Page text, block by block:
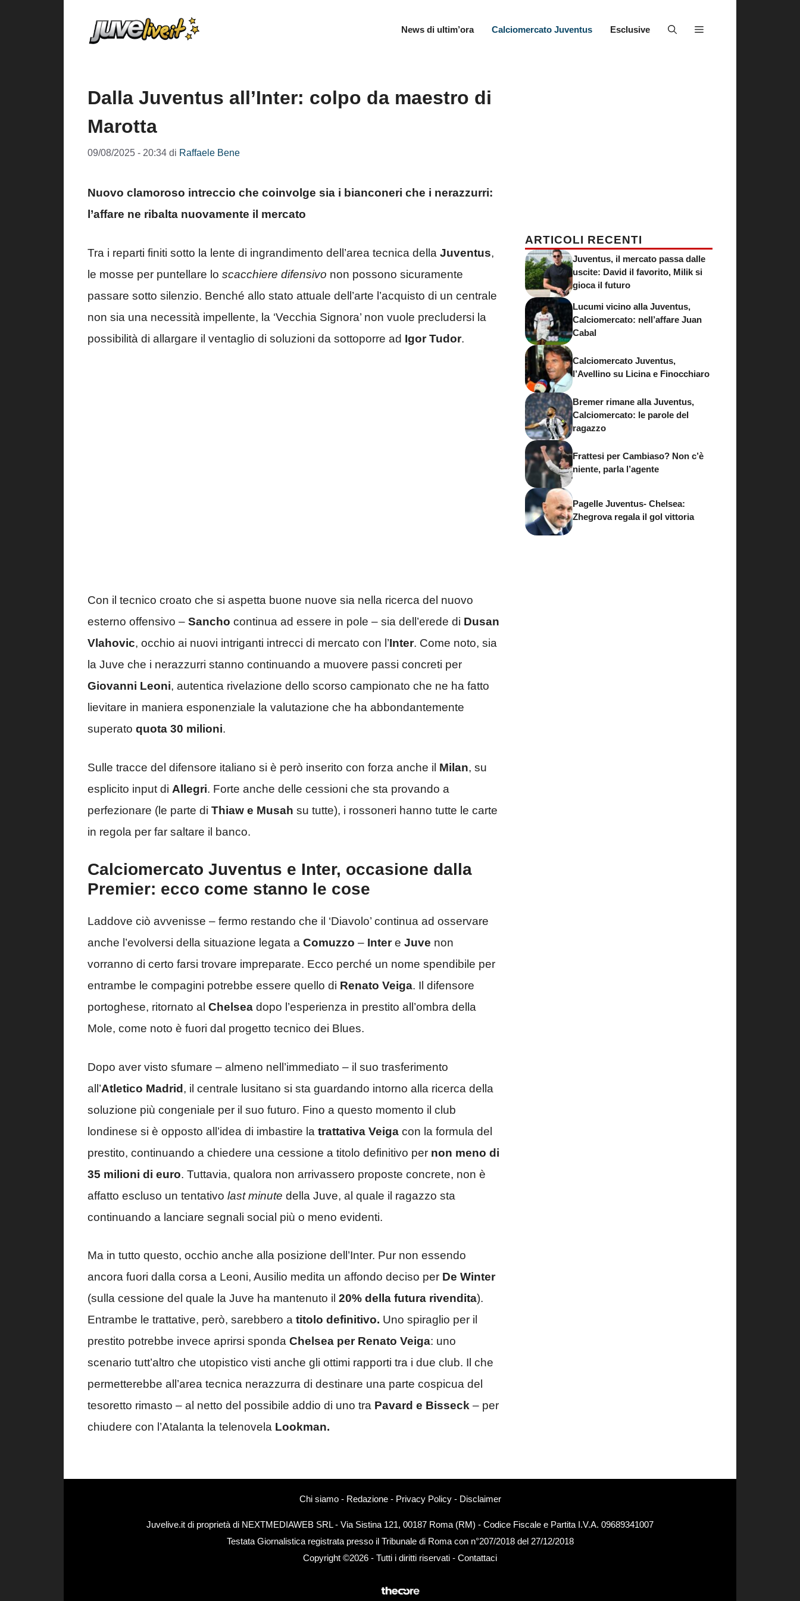
News di ultim’ora Calciomercato Juventus Esclusive
Dalla Juventus all’Inter: colpo da maestro di
Marotta
09/08/2025 - 20:34 di Raffaele Bene
Nuovo clamoroso intreccio che coinvolge sia i bianconeri che i nerazzurri:
l’affare ne ribalta nuovamente il mercato
Tra i reparti finiti sotto la lente di ingrandimento dell’area tecnica della Juventus,
le mosse per puntellare lo scacchiere difensivo non possono sicuramente
passare sotto silenzio. Benché allo stato attuale dell’arte l’acquisto di un centrale
non sia una necessità impellente, la ‘Vecchia Signora’ non vuole precludersi la
possibilità di allargare il ventaglio di soluzioni da sottoporre ad Igor Tudor.
Con il tecnico croato che si aspetta buone nuove sia nella ricerca del nuovo
esterno offensivo – Sancho continua ad essere in pole – sia dell’erede di Dusan
Vlahovic, occhio ai nuovi intriganti intrecci di mercato con l’Inter. Come noto, sia
la Juve che i nerazzurri stanno continuando a muovere passi concreti per
Giovanni Leoni, autentica rivelazione dello scorso campionato che ne ha fatto
lievitare in maniera esponenziale la valutazione che ha abbondantemente
superato quota 30 milioni.
Sulle tracce del difensore italiano si è però inserito con forza anche il Milan, su
esplicito input di Allegri. Forte anche delle cessioni che sta provando a
perfezionare (le parte di Thiaw e Musah su tutte), i rossoneri hanno tutte le carte
in regola per far saltare il banco.
Calciomercato Juventus e Inter, occasione dalla
Premier: ecco come stanno le cose
Laddove ciò avvenisse – fermo restando che il ‘Diavolo’ continua ad osservare
anche l’evolversi della situazione legata a Comuzzo – Intere Juve non
vorranno di certo farsi trovare impreparate. Ecco perché un nome spendibile per
entrambe le compagini potrebbe essere quello di Renato Veiga. Il difensore
portoghese, ritornato al Chelsea dopo l’esperienza in prestito all’ombra della
Mole, come noto è fuori dal progetto tecnico dei Blues.
Dopo aver visto sfumare – almeno nell’immediato – il suo trasferimento
all’Atletico Madrid, il centrale lusitano si sta guardando intorno alla ricerca della
soluzione più congeniale per il suo futuro. Fino a questo momento il club
londinese si è opposto all’idea di imbastire la trattativa Veiga con la formula del
prestito, continuando a chiedere una cessione a titolo definitivo per non meno di
35 milioni di euro. Tuttavia, qualora non arrivassero proposte concrete, non è
affatto escluso un tentativo last minute della Juve, al quale il ragazzo sta
continuando a lanciare segnali social più o meno evidenti.
Ma in tutto questo, occhio anche alla posizione dell’Inter. Pur non essendo
ancora fuori dalla corsa a Leoni, Ausilio medita un affondo deciso per De Winter
(sulla cessione del quale la Juve ha mantenuto il 20% della futura rivendita).
Entrambe le trattative, però, sarebbero a titolo definitivo. Uno spiraglio per il
prestito potrebbe invece aprirsi sponda Chelsea per Renato Veiga: uno
scenario tutt’altro che utopistico visti anche gli ottimi rapporti tra i due club. Il che
permetterebbe all’area tecnica nerazzurra di destinare una parte cospicua del
tesoretto rimasto – al netto del possibile addio di uno tra Pavard e Bisseck – per
chiudere con l’Atalanta la telenovela Lookman.
ARTICOLI RECENTI
Juventus, il mercato passa dalle
uscite: David il favorito, Milik si
gioca il futuro
Lucumi vicino alla Juventus,
Calciomercato: nell’affare Juan
Cabal
Calciomercato Juventus,
l’Avellino su Licina e Finocchiaro
Bremer rimane alla Juventus,
Calciomercato: le parole del
ragazzo
Frattesi per Cambiaso? Non c’è
niente, parla l’agente
Pagelle Juventus- Chelsea:
Zhegrova regala il gol vittoria
Chi siamo- Redazione- Privacy Policy- Disclaimer
Juvelive.it di proprietà di NEXTMEDIAWEB SRL - Via Sistina 121, 00187 Roma (RM) - Codice Fiscale e Partita I.V.A. 09689341007
Testata Giornalistica registrata presso il Tribunale di Roma con n°207/2018 del 27/12/2018
Copyright ©2026 - Tutti i diritti riservati - Contattaci